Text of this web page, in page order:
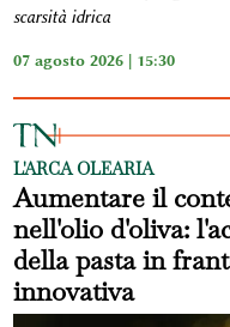
scarsità idrica
07 agosto 2026 | 15:30
L'ARCA OLEARIA
Aumentare il
nell'olio d'oliva:
della pasta in
innovativa